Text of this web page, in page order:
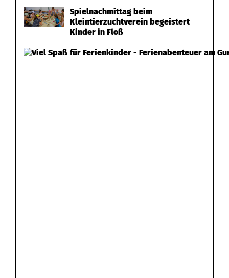
Spielnachmittag beim
Kleintierzuchtverein begeistert
Kinder in Floß